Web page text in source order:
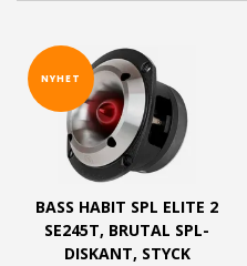
NYHET
BASS HABIT SPL ELITE 2
SE245T, BRUTAL SPL-
DISKANT, STYCK